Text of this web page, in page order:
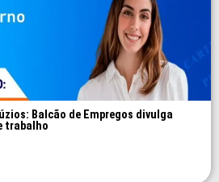
Balcão de Empregos divulga
trabalho